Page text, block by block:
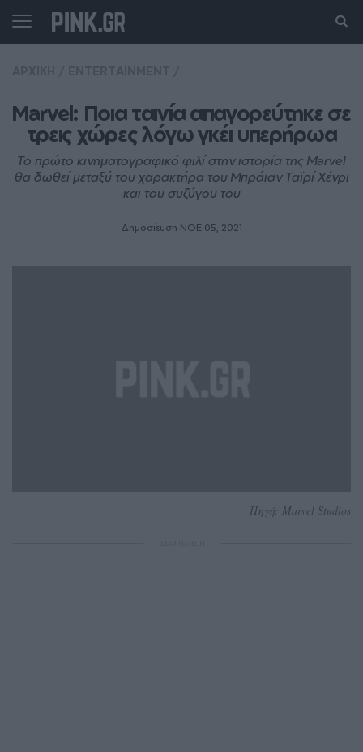
Marvel: Ποια ταινία απαγορεύτηκε σε
τρεις χώρες λόγω γκέι υπερήρωα
Το πρώτο κινηματογραφικό φιλί στην ιστορία της Marvel
θα δωθεί μεταξύ του χαρακτήρα του Μπράιαν Ταϊρί Χένρι
και του συζύγου του
Δημοσίευση ΝΟE 05, 2021
Πηγή: Marvel Studios